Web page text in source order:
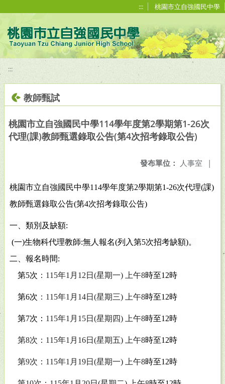
::: 桃園市立自強國民中學
:::
教師甄試
桃園市立自強國民中學114學年度第2學期第1-26次
代理(課)教師甄選錄取公告(第4次招考錄取公告)
發布單位： 人事室 |
桃園市立自強國民中學114學年度第2學期第1-26次代理(課)
教師甄選錄取公告(第4次招考錄取公告)
一、類別及缺額:
(一)生物科代理教師:無人報名(列入第5次招考缺額)。
二、報名時間:
第5次 ： 115年1 月 12 日 (星期一) 上午8時至12時
第6次 ： 115年1 月 14日 (星期三) 上午8時至12時
第7次： 115年1 月 15日 (星期四) 上午8時至12時
第8次： 115年1 月 16日 (星期五) 上午8時至12時
第9次： 115年1 月 19日 (星期一) 上午8時至12時